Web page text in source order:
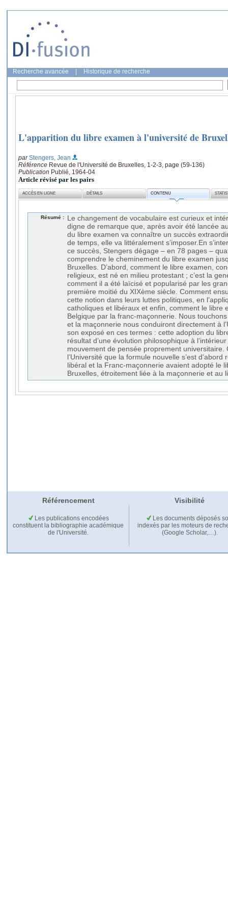
Recherche avancée Historique de recherche
L'apparition du libre examen à l'université de
parStengers, Jean
Référence Revue de l'Université de Bruxelles, 1-2-3, page (59-136)
Publication Publié, 1964-04
Article révisé par les pairs
ACCÈS EN LIGNE DÉTAILS CONTENU
Résumé :
Le changement de vocabulaire est curieux et
digne de remarque que, après avoir été lancée
du libre examen va connaître un succès
de temps, elle va littéralement s’imposer.En
ce succès, Stengers dégage – en 78 pages –
comprendre le cheminement du libre examen
Bruxelles. D’abord, comment le libre examen,
religieux, est né en milieu protestant ; c’est la
comment il a été laïcisé et popularisé par les
première moitié du XIXème siècle. Comment
cette notion dans leurs luttes politiques, en
catholiques et libéraux et enfin, comment le libre
Belgique par la franc-maçonnerie. Nous
et la maçonnerie nous conduiront directement à
son exposé en ces termes : cette adoption du
résultat d’une évolution philosophique à
mouvement de pensée proprement universitaire.
l’Université que la formule nouvelle s’est
libéral et la Franc-maçonnerie avaient adopté le
Bruxelles, étroitement liée à la maçonnerie et au
Référencement Visibilité
Les publications encodées
constituent la bibliographie académique
de l'Université.
Les documents déposés
indexés par les moteurs de
(Google Scholar,…).